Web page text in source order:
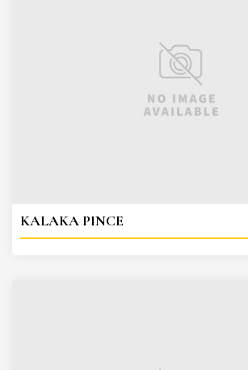
KALAKA PINCE